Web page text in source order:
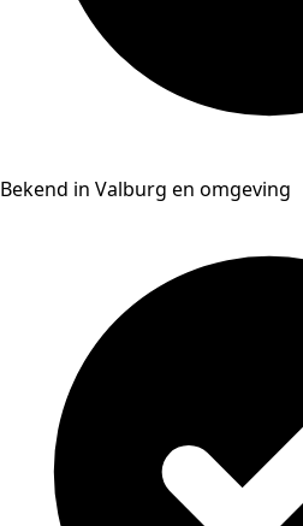
Bekend in Valburg en omgeving